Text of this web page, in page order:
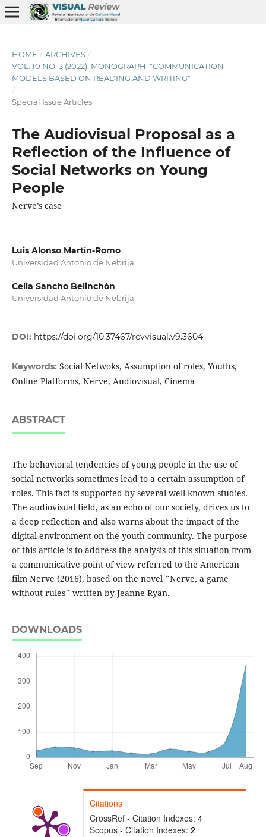
HOME / ARCHIVES /
VOL. 10 NO. 3 (2022): MONOGRAPH: "COMMUNICATION
MODELS BASED ON READING AND WRITING"
/
Special Issue Articles
The Audiovisual Proposal as a
Reflection of the Influence of
Social Networks on Young
People
Nerve’s case
Luis Alonso Martín-Romo
Universidad Antonio de Nebrija
Celia Sancho Belinchón
Universidad Antonio de Nebrija
DOI: https://doi.org/10.37467/revvisual.v9.3604
Keywords: Social Netwoks, Assumption of roles, Youths,
Online Platforms, Nerve, Audiovisual, Cinema
ABSTRACT
The behavioral tendencies of young people in the use of
social networks sometimes lead to a certain assumption of
roles. This fact is supported by several well-known studies.
The audiovisual field, as an echo of our society, drives us to
a deep reflection and also warns about the impact of the
digital environment on the youth community. The purpose
of this article is to address the analysis of this situation from
a communicative point of view referred to the American
film Nerve (2016), based on the novel ¨Nerve, a game
without rules¨ written by Jeanne Ryan.
DOWNLOADS
Citations
CrossRef - Citation Indexes: 4
Scopus - Citation Indexes: 2